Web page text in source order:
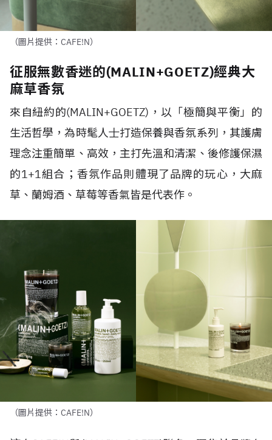
（圖片提供：CAFE!N）
征服無數香迷的(MALIN+GOETZ)經典大
麻草香氛
來自紐約的(MALIN+GOETZ) ，以「極簡與平衡」的
⽣活哲學，為時髦⼈⼠打造保養與香氛系列，其護膚
理念注重簡單、高效，主打先溫和清潔、後修護保濕
的1+1組合；香氛作品則體現了品牌的玩心，大麻
草、蘭姆酒、草莓等香氣皆是代表作。
（圖片提供：CAFE!N）